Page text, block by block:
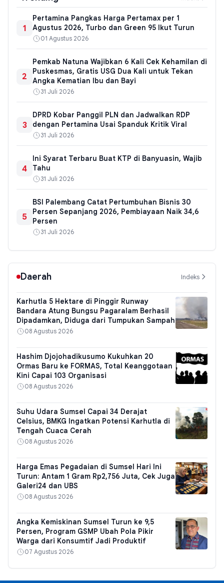
1
Pertamina Pangkas Harga Pertamax per 1
Agustus 2026, Turbo dan Green 95 Ikut Turun
01 Agustus 2026
2
Pemkab Natuna Wajibkan 6 Kali Cek Kehamilan di
Puskesmas, Gratis USG Dua Kali untuk Tekan
Angka Kematian Ibu dan Bayi
31 Juli 2026
3
DPRD Kobar Panggil PLN dan Jadwalkan RDP
dengan Pertamina Usai Spanduk Kritik Viral
31 Juli 2026
4
Ini Syarat Terbaru Buat KTP di Banyuasin, Wajib
Tahu
31 Juli 2026
5
BSI Palembang Catat Pertumbuhan Bisnis 30
Persen Sepanjang 2026, Pembiayaan Naik 34,6
Persen
31 Juli 2026
Daerah Indeks
Karhutla 5 Hektare di Pinggir Runway
Bandara Atung Bungsu Pagaralam Berhasil
Dipadamkan, Diduga dari Tumpukan Sampah
08 Agustus 2026
Hashim Djojohadikusumo Kukuhkan 20
Ormas Baru ke FORMAS, Total Keanggotaan
Kini Capai 103 Organisasi
08 Agustus 2026
Suhu Udara Sumsel Capai 34 Derajat
Celsius, BMKG Ingatkan Potensi Karhutla di
Tengah Cuaca Cerah
08 Agustus 2026
Harga Emas Pegadaian di Sumsel Hari Ini
Turun: Antam 1 Gram Rp2,756 Juta, Cek Juga
Galeri24 dan UBS
08 Agustus 2026
Angka Kemiskinan Sumsel Turun ke 9,5
Persen, Program GSMP Ubah Pola Pikir
Warga dari Konsumtif Jadi Produktif
07 Agustus 2026